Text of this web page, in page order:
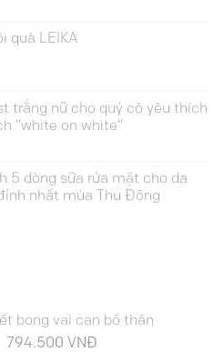
quà LEIKA
trắng nữ cho quý cô yêu thích
“white on white”
5 dòng sữa rửa mặt cho da
nhất mùa Thu Đông
bong vai can bổ thân
Giá
794.500 VNĐGiá